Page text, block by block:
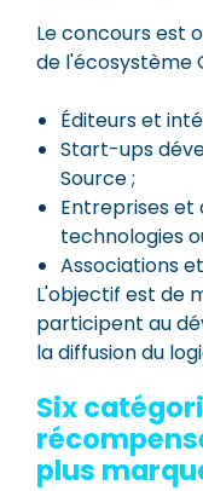
Le concours est
de l'écosystème
Éditeurs et
Start-ups
Source ;
Entreprises et
technologies
Associations
L'objectif est de
participent au
la diffusion du
Six
plus